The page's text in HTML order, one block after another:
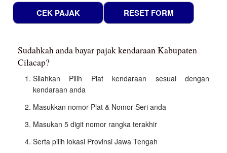
Sudahkah anda bayar pajak kendaraan Kabupaten
Cilacap?
Silahkan Pilih Plat kendaraan sesuai dengan
kendaraan anda
Masukkan nomor Plat & Nomor Seri anda
Masukan 5 digit nomor rangka terakhir
Serta pilih lokasi Provinsi Jawa Tengah